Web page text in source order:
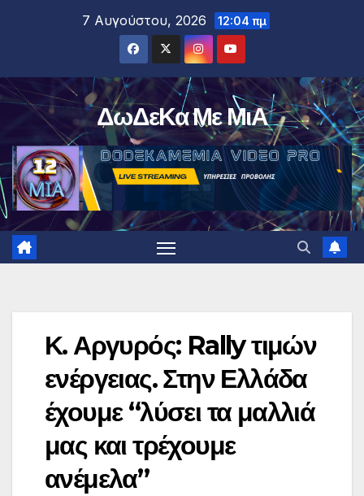
7 Αυγούστου, 2026 12:04 πμ
ΔωΔεΚα Με ΜιΑ
Κ. Αργυρός: Rally τιμών
ενέργειας. Στην Ελλάδα
έχουμε “λύσει τα μαλλιά
μας και τρέχουμε
ανέμελα”